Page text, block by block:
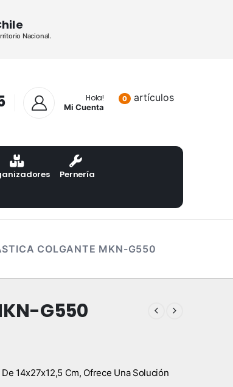
Nacional.
Hola!
Mi Cuenta
0 artículos
Pernería
COLGANTE MKN-G550
G550
14x27x12,5 Cm, Ofrece Una Solución